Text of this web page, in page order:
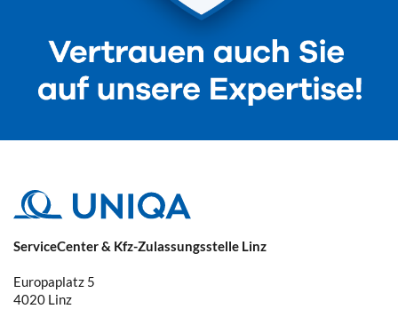
ServiceCenter & Kfz-Zulassungsstelle Linz
Europaplatz 5
4020 Linz